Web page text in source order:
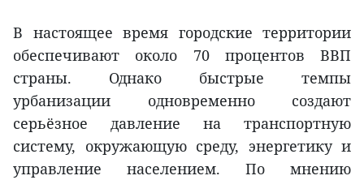
В настоящее время городские территории
обеспечивают около 70 процентов ВВП
страны. Однако быстрые темпы
урбанизации одновременно создают
серьёзное давление на транспортную
систему, окружающую среду, энергетику и
управление населением. По мнению